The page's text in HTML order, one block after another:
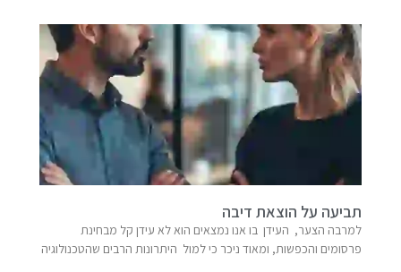
תביעה על הוצאת דיבה
למרבה הצער, העידן בו אנו נמצאים הוא לא עידן קל מבחינת
פרסומים והכפשות, ומאוד ניכר כי למול היתרונות הרבים שהטכנולוגיה